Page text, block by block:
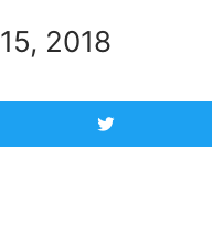
2018